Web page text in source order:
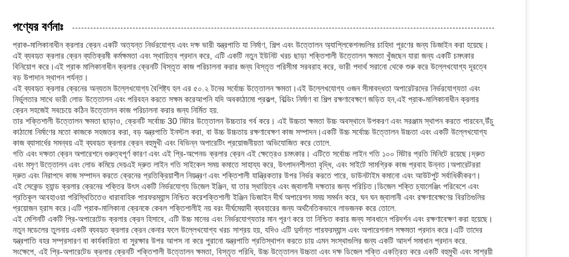
পণ্যের বর্ণনাঃ
প্রাক-মালিকানাধীন ক্রলার ক্রেন একটি অত্যন্ত নির্ভরযোগ্য এবং দক্ষ ভারী যন্ত্রপাতি যা নির্মাণ, শিল্প এবং উত্তোলন অ্যাপ্লিকেশনগুলির চাহিদা পূরণের জন্য ডিজাইন করা হয়েছে।
এই ব্যবহৃত ক্রলার ক্রেন ব্যতিক্রমী কর্মক্ষমতা এবং স্থায়িত্ব প্রদান করে, এটি একটি নতুন ইউনিট খরচ ছাড়া শক্তিশালী উত্তোলন ক্ষমতা খুঁজছেন যারা জন্য একটি চমৎকার
বিনিয়োগ করে।এই প্রাক মালিকানাধীন ক্রলার ক্রেনটি বিস্তৃত কাজ পরিচালনা করার জন্য বিস্তৃত পরিসীমা সরবরাহ করে, ভারী পদার্থ সরানো থেকে শুরু করে উল্লেখযোগ্য দূরত্বে
বড় উপাদান স্থাপন পর্যন্ত।
এই ব্যবহৃত ক্রলার ক্রেনের অন্যতম উল্লেখযোগ্য বৈশিষ্ট্য হল এর ৫০.২ টনের সর্বোচ্চ উত্তোলন ক্ষমতা।এই উল্লেখযোগ্য ওজন সীমাবদ্ধতা অপারেটরদের নির্ভরযোগ্যতা এবং
নির্ভুলতার সাথে ভারী লোড উত্তোলন এবং পরিবহন করতে সক্ষম করেআপনি যদি অবকাঠামো প্রকল্প, বিল্ডিং নির্মাণ বা শিল্প রক্ষণাবেক্ষণে জড়িত হন,এই প্রাক-মালিকানাধীন ক্রলার
ক্রেন সহজেই সবচেয়ে কঠিন উত্তোলন কাজ পরিচালনা করার জন্য নির্মিত হয়.
তার শক্তিশালী উত্তোলন ক্ষমতা ছাড়াও, ক্রেনটি সর্বোচ্চ 30 মিটার উত্তোলন উচ্চতার গর্ব করে। এই উচ্চতা ক্ষমতা উচ্চ অবস্থানে উপকরণ এবং সরঞ্জাম স্থাপন করতে পারবেন,উঁচু
কাঠামো নির্মাণের মতো কাজকে সহজতর করা, বড় যন্ত্রপাতি ইনস্টল করা, বা উচ্চ উচ্চতায় রক্ষণাবেক্ষণ কাজ সম্পাদন।একটি উচ্চ সর্বোচ্চ উত্তোলন উচ্চতা এবং একটি উল্লেখযোগ্য
কাজ ব্যাসার্ধের সমন্বয় এই ব্যবহৃত ক্রলার ক্রেন বহুমুখী এবং বিভিন্ন অপারেটিং প্রয়োজনীয়তা অভিযোজিত করে তোলে.
গতি এবং দক্ষতা ক্রেন অপারেশনে গুরুত্বপূর্ণ কারণ এবং এই প্রি-অপেনড ক্রলার ক্রেন এই ক্ষেত্রেও চমৎকার। এটিতে সর্বোচ্চ লাইন গতি ১০০ মিটার প্রতি মিনিটে রয়েছে।দ্রুত
এবং মসৃণ উত্তোলন এবং লোড কমিয়ে দেয়এই দ্রুত লাইন গতি সাইকেল সময় কমাতে সাহায্য করে, উৎপাদনশীলতা বৃদ্ধি, এবং সাইটে সামগ্রিক কাজ প্রবাহ উন্নত।অপারেটররা
দ্রুত এবং নিরাপদে কাজ সম্পাদন করতে ক্রেনের প্রতিক্রিয়াশীল নিয়ন্ত্রণ এবং শক্তিশালী যান্ত্রিকতার উপর নির্ভর করতে পারে, ডাউনটাইম কমানো এবং আউটপুট সর্বাধিকীকরণ।
এই সেকেন্ড হ্যান্ড ক্রলার ক্রেনের শক্তির উৎস একটি নির্ভরযোগ্য ডিজেল ইঞ্জিন, যা তার স্থায়িত্ব এবং জ্বালানী দক্ষতার জন্য পরিচিত।ডিজেল শক্তি চ্যালেঞ্জিং পরিবেশে এবং
প্রতিকূল আবহাওয়া পরিস্থিতিতেও ধারাবাহিক পারফরম্যান্স নিশ্চিত করেশক্তিশালী ইঞ্জিন ডিজাইন দীর্ঘ অপারেশন সময় সমর্থন করে, ঘন ঘন জ্বালানী এবং রক্ষণাবেক্ষণের বিরতিগুলির
প্রয়োজন হ্রাস করে।এটি প্রাক-মালিকানা ক্রেনকে কেবল শক্তিশালীই নয় বরং দীর্ঘমেয়াদী ব্যবহারের জন্য অর্থনৈতিকভাবে লাভজনক করে তোলে.
এই মেশিনটি একটি প্রি-অপারেটেড ক্রলার ক্রেন হিসাবে, এটি উচ্চ মানের এবং নির্ভরযোগ্যতার মান পূরণ করে তা নিশ্চিত করার জন্য সাবধানে পরিদর্শন এবং রক্ষণাবেক্ষণ করা হয়েছে।
নতুন মডেলের তুলনায় একটি ব্যবহৃত ক্রলার ক্রেন কেনার ফলে উল্লেখযোগ্য খরচ সাশ্রয় হয়, যদিও এটি দুর্দান্ত পারফরম্যান্স এবং অপারেশনাল সক্ষমতা প্রদান করে।এটি তাদের
যন্ত্রপাতি বহর সম্প্রসারণ বা কার্যকারিতা বা সুরক্ষার উপর আপস না করে পুরানো যন্ত্রপাতি প্রতিস্থাপন করতে চায় এমন সংস্থাগুলির জন্য একটি আদর্শ সমাধান প্রদান করে.
সংক্ষেপে, এই প্রি-অপারেটেড ক্রলার ক্রেনটি শক্তিশালী উত্তোলন ক্ষমতা, বিস্তৃত পরিধি, উচ্চ উত্তোলন উচ্চতা এবং দক্ষ ডিজেল শক্তি একত্রিত করে একটি বহুমুখী এবং সাশ্রয়ী